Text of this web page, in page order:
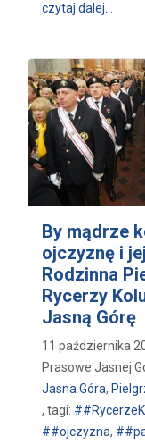
czytaj dalej…
By mądrze
ojczyznę i
Rodzinna
Rycerzy
Jasną Górę
11 października
Prasowe Jasnej
Jasna Góra,
, tagi:
##ojczyzna,